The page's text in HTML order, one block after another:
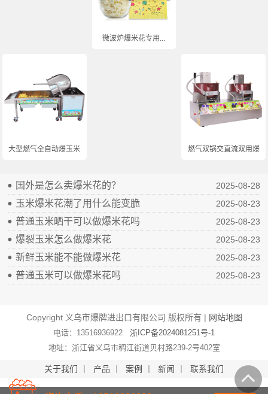
微波炉爆米花专用...
大型燃气全自动爆玉米... 燃气双锅交直流双用爆...
国外是怎么卖爆米花的？ 2025-08-28
玉米爆米花潮了用什么能变脆 2025-08-23
普通玉米晒干可以做爆米花吗 2025-08-23
爆裂玉米怎么做爆米花 2025-08-23
新鲜玉米能不能做爆米花 2025-08-23
普通玉米可以做爆米花吗 2025-08-23
Copyright 义乌市爆牌进出口有限公司 版权所有 | 网站地图
电话：13516936922 浙ICP备2024081251号-1
地址：浙江省义乌市稠江街道贝村路239-2号402室
关于我们 产品 案例 新闻 联系我们